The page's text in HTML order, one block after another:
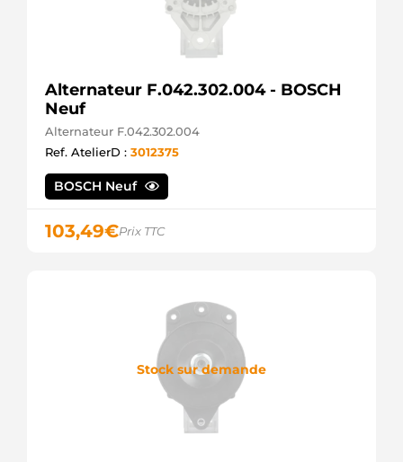
Alternateur F.042.302.004 - BOSCH
Neuf
Alternateur F.042.302.004
Ref. AtelierD : 3012375
BOSCH Neuf
103,49€Prix TTC
Stock sur demande